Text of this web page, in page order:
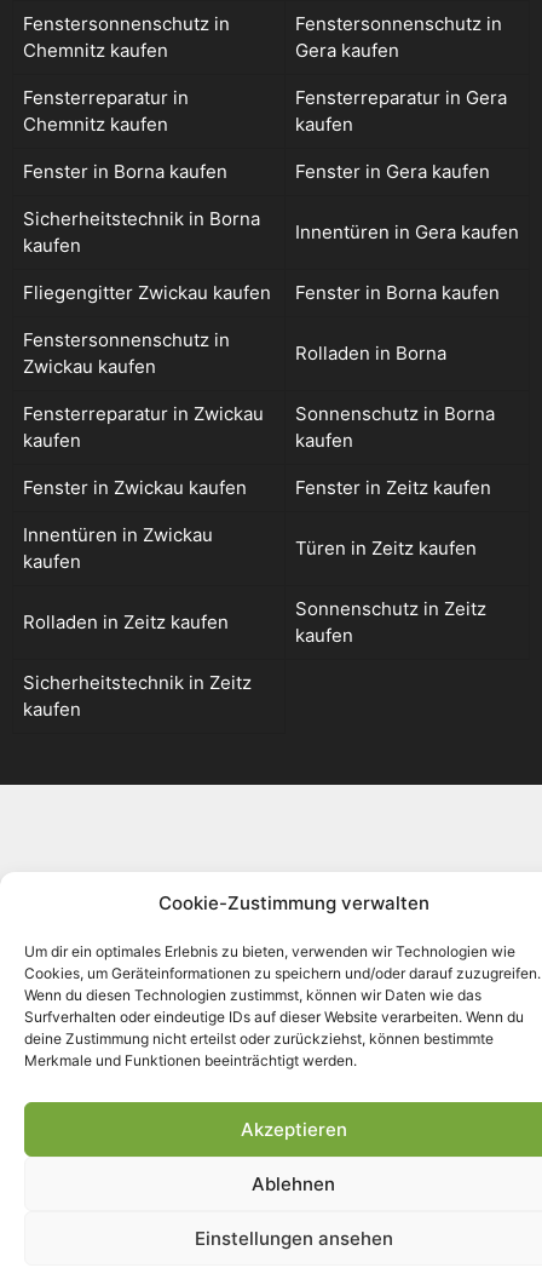
Cookie-Zustimmung verwalten
Um dir ein optimales Erlebnis zu bieten, verwenden wir Technologien wie
Cookies, um Geräteinformationen zu speichern und/oder darauf zuzugreifen.
Wenn du diesen Technologien zustimmst, können wir Daten wie das
Surfverhalten oder eindeutige IDs auf dieser Website verarbeiten. Wenn du
deine Zustimmung nicht erteilst oder zurückziehst, können bestimmte
Merkmale und Funktionen beeinträchtigt werden.
Akzeptieren
Ablehnen
Einstellungen ansehen
Fenstersonnenschutz in
Chemnitz kaufen
Fenstersonnenschutz in
Gera kaufen
Fensterreparatur in
Chemnitz kaufen
Fensterreparatur in Gera
kaufen
Fenster in Borna kaufen Fenster in Gera kaufen
Sicherheitstechnik in Borna
kaufen
Innentüren in Gera kaufen
Fliegengitter Zwickau kaufen Fenster in Borna kaufen
Fenstersonnenschutz in
Zwickau kaufen
Rolladen in Borna
Fensterreparatur in Zwickau
kaufen
Sonnenschutz in Borna
kaufen
Fenster in Zwickau kaufen Fenster in Zeitz kaufen
Innentüren in Zwickau
kaufen
Türen in Zeitz kaufen
Rolladen in Zeitz kaufen
Sonnenschutz in Zeitz
kaufen
Sicherheitstechnik in Zeitz
kaufen